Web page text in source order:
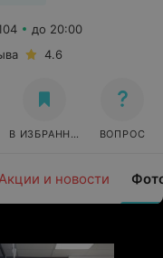
и новости
до 20:00
4.6
В ИЗБРАННОЕ ВОПРОС